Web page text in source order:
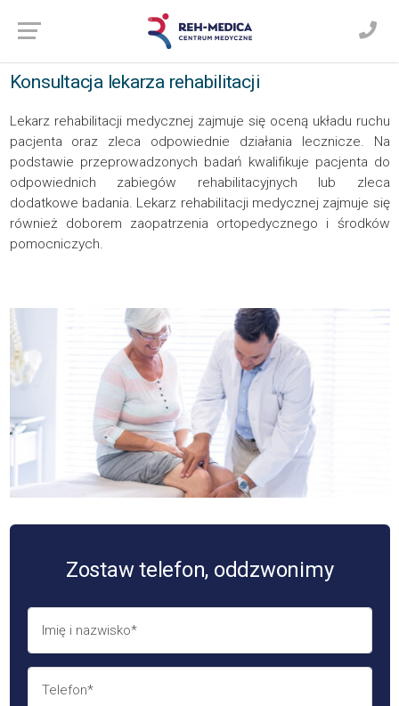
Konsultacja lekarza rehabilitacji
Lekarz rehabilitacji medycznej zajmuje się oceną układu ruchu
pacjenta oraz zleca odpowiednie działania lecznicze. Na
podstawie przeprowadzonych badań kwalifikuje pacjenta do
odpowiednich zabiegów rehabilitacyjnych lub zleca
dodatkowe badania. Lekarz rehabilitacji medycznej zajmuje się
również doborem zaopatrzenia ortopedycznego i środków
pomocniczych.
Zostaw telefon, oddzwonimy